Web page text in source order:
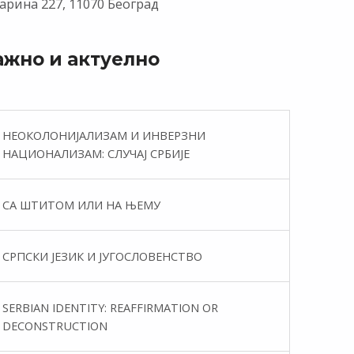
227, 11070 Београд
и актуелно
НЕОКОЛОНИЈАЛИЗАМ И ИНВЕРЗНИ
НАЦИОНАЛИЗАМ: СЛУЧАЈ СРБИЈЕ
СА ШТИТОМ ИЛИ НА ЊЕМУ
СРПСКИ ЈЕЗИК И ЈУГОСЛОВЕНСТВО
SERBIAN IDENTITY: REAFFIRMATION OR
DECONSTRUCTION